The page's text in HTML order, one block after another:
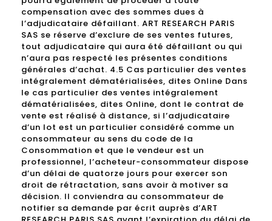
compensation avec des sommes dues à
l’adjudicataire défaillant. ART RESEARCH PARIS
SAS se réserve d’exclure de ses ventes futures,
tout adjudicataire qui aura été défaillant ou qui
n’aura pas respecté les présentes conditions
générales d’achat. 4.5 Cas particulier des ventes
intégralement dématérialisées, dites Online Dans
le cas particulier des ventes intégralement
dématérialisées, dites Online, dont le contrat de
vente est réalisé à distance, si l’adjudicataire
d’un lot est un particulier considéré comme un
consommateur au sens du code de la
Consommation et que le vendeur est un
professionnel, l’acheteur-consommateur dispose
d’un délai de quatorze jours pour exercer son
droit de rétractation, sans avoir à motiver sa
décision. Il conviendra au consommateur de
notifier sa demande par écrit auprès d’ART